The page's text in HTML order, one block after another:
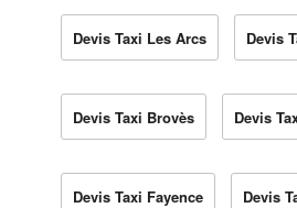
Devis Taxi Les Arcs Devis
Devis Taxi Brovès Devis
Devis Taxi Fayence Devis